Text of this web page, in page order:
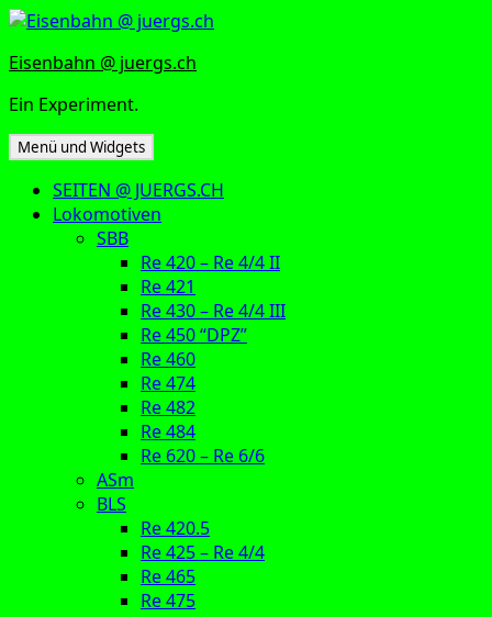
Zum
springen
Eisenbahn @ juergs.ch
Ein Experiment.
Menü und Widgets
SEITEN @ JUERGS.CH
Lokomotiven
SBB
Re 420 – Re 4/4 II
Re 421
Re 430 – Re 4/4 III
Re 450 “DPZ”
Re 460
Re 474
Re 482
Re 484
Re 620 – Re 6/6
ASm
BLS
Re 420.5
Re 425 – Re 4/4
Re 465
Re 475